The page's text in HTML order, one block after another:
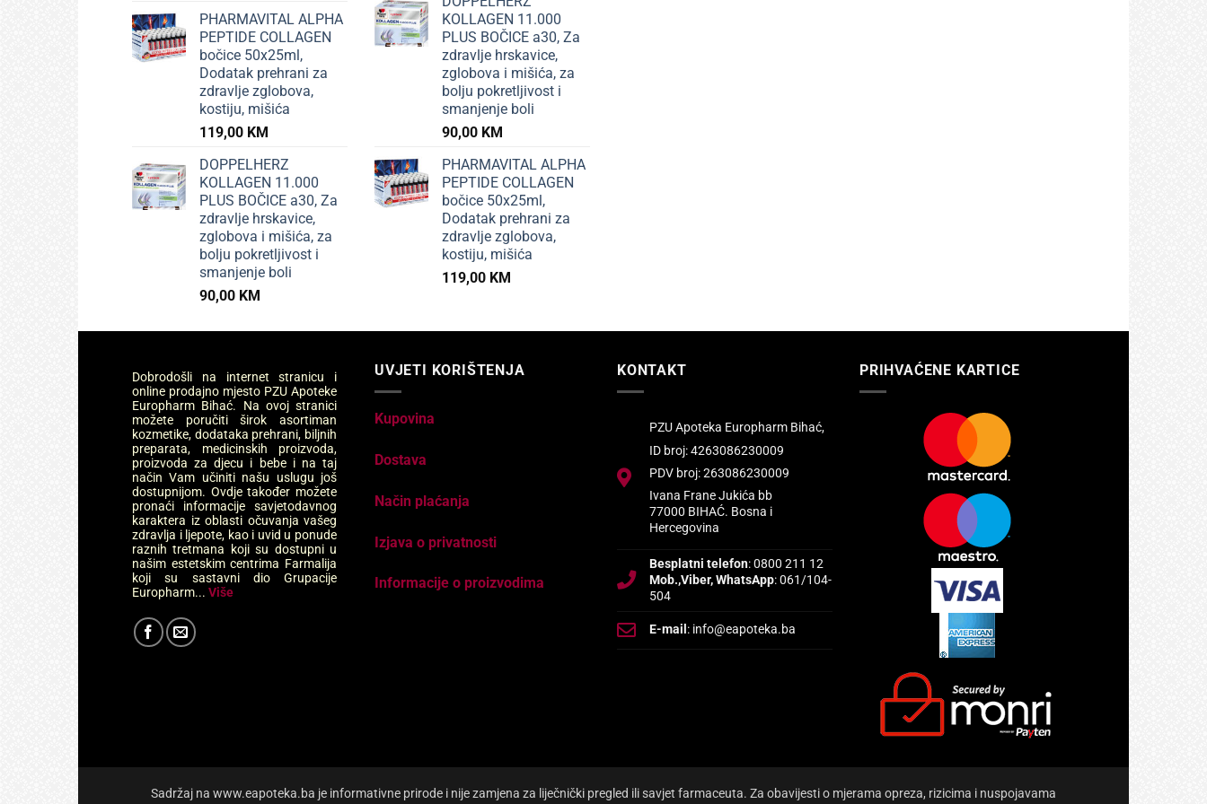
PHARMAVITAL ALPHA
PEPTIDE COLLAGEN
bočice 50x25ml,
Dodatak prehrani za
zdravlje zglobova,
kostiju, mišića
119,00 KM
DOPPELHERZ
KOLLAGEN 11.000
PLUS BOČICE a30, Za
zdravlje hrskavice,
zglobova i mišića, za
bolju pokretljivost i
smanjenje boli
90,00 KM
KOLLAGEN 11.000
PLUS BOČICE a30, Za
zdravlje hrskavice,
zglobova i mišića, za
bolju pokretljivost i
smanjenje boli
90,00 KM
PHARMAVITAL ALPHA
PEPTIDE COLLAGEN
bočice 50x25ml,
Dodatak prehrani za
zdravlje zglobova,
kostiju, mišića
119,00 KM
Dobrodošli na internet stranicu i
online prodajno mjesto PZU Apoteke
Europharm Bihać. Na ovoj stranici
možete poručiti širok asortiman
kozmetike, dodataka prehrani, biljnih
preparata, medicinskih proizvoda,
proizvoda za djecu i bebe i na taj
način Vam učiniti našu uslugu još
dostupnijom. Ovdje također možete
pronaći informacije savjetodavnog
karaktera iz oblasti očuvanja vašeg
zdravlja i ljepote, kao i uvid u ponude
raznih tretmana koji su dostupni u
našim estetskim centrima Farmalija
koji su sastavni dio Grupacije
Europharm... Više
UVJETI KORIŠTENJA
Kupovina
Dostava
Način plaćanja
Izjava o privatnosti
Informacije o proizvodima
KONTAKT
PZU Apoteka Europharm Bihać,
ID broj: 4263086230009
PDV broj: 263086230009
Ivana Frane Jukića bb
77000 BIHAĆ. Bosna i
Hercegovina
Besplatni telefon: 0800 211 12
Mob.,Viber, WhatsApp: 061/104-
504
E-mail : info@eapoteka.ba
PRIHVAĆENE KARTICE
Sadržaj na www.eapoteka.ba je informativne prirode i nije zamjena za liječnički pregled ili savjet farmaceuta. Za obavijesti o mjerama opreza, rizicima i nuspojavama